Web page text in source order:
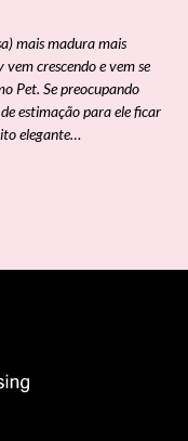
mais madura mais
crescendo e vem se
Pet. Se preocupando
estimação para ele ficar
elegante…